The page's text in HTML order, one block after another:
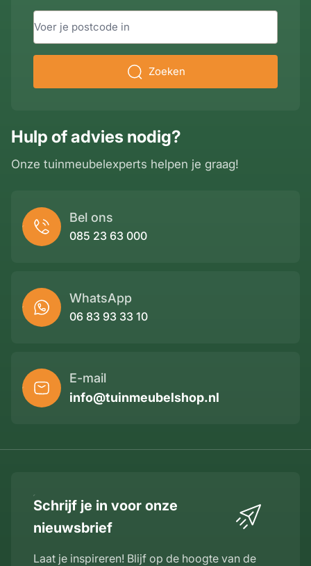
Hulp of advies nodig?
Onze tuinmeubelexperts helpen je graag!
Bel ons
085 23 63 000
WhatsApp
06 83 93 33 10
E-mail
info@tuinmeubelshop.nl
Zoeken
Schrijf je in voor onze
nieuwsbrief
Laat je inspireren! Blijf op de hoogte van de